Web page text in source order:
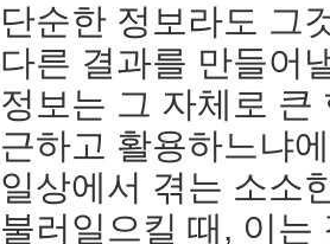
단순한 정보라도 그
다른 결과를 만들어
정보는 그 자체로 큰
근하고 활용하느냐
일상에서 겪는 소소
불러일으킬 때, 이는